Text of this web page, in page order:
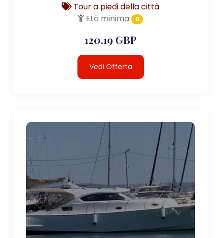
Tour a piedi della città
Età minima
0
120.19 GBP
Vedi Offerta